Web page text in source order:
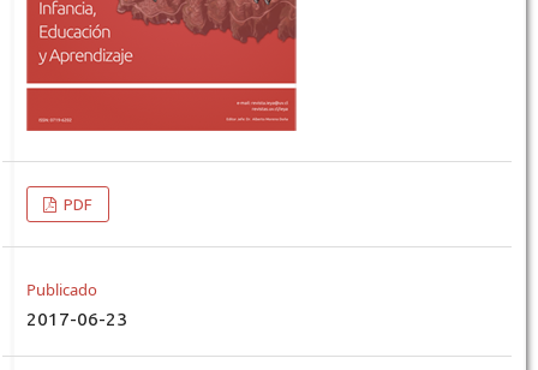
PDF
Publicado
2017-06-23